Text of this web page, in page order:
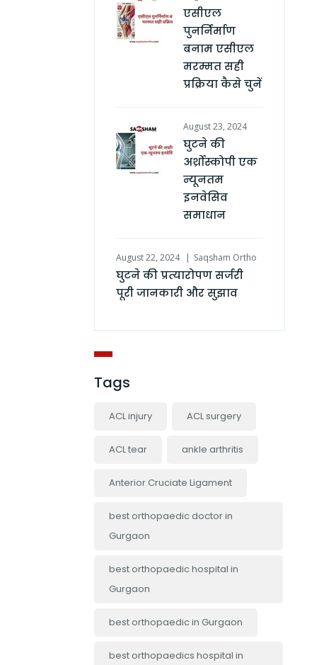
एसीएल
पुनर्निर्माण
बनाम एसीएल
मरम्मत सही
प्रक्रिया कैसे चुनें
August 23, 2024
घुटने की
अर्थ्रोस्कोपी एक
न्यूनतम
इनवेसिव
समाधान
August 22, 2024 Saqsham Ortho
घुटने की प्रत्यारोपण सर्जरी
पूरी जानकारी और सुझाव
Tags
ACL injury ACL surgery
ACL tear ankle arthritis
Anterior Cruciate Ligament
best orthopaedic doctor in
Gurgaon
best orthopaedic hospital in
Gurgaon
best orthopaedic in Gurgaon
best orthopaedics hospital in